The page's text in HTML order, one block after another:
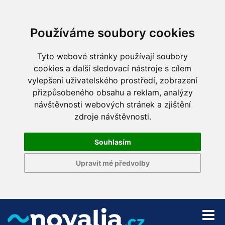
Používáme soubory cookies
Tyto webové stránky používají soubory
cookies a další sledovací nástroje s cílem
vylepšení uživatelského prostředí, zobrazení
přizpůsobeného obsahu a reklam, analýzy
návštěvnosti webových stránek a zjištění
zdroje návštěvnosti.
Souhlasím
Upravit mé předvolby